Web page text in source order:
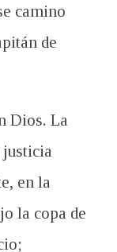
camino
de
Dios. La
justicia
en la
la copa de